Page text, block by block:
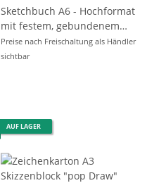
Sketchbuch A6 - Hochformat
mit festem, gebundenem
Einband , 140 g/m² - 60 Blatt
Preise nach Freischaltung als Händler
sichtbar
AUF LAGER